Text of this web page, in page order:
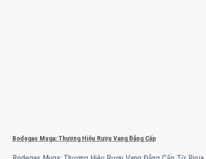
Bodegas Muga: Thương Hiệu Rượu Vang Đẳng Cấp